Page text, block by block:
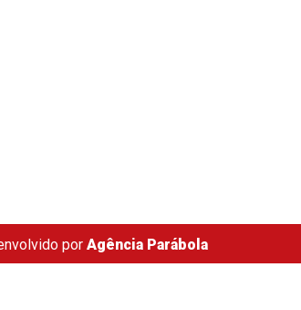
por Agência Parábola